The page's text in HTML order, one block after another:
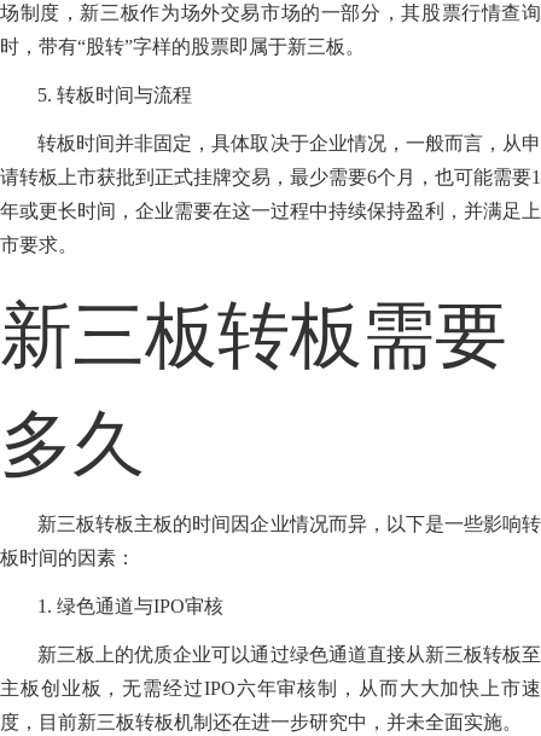
场制度，新三板作为场外交易市场的一部分，其股票行情查询
时，带有“股转”字样的股票即属于新三板。
5. 转板时间与流程
转板时间并非固定，具体取决于企业情况，一般而言，从申
请转板上市获批到正式挂牌交易，最少需要6个月，也可能需要1
年或更长时间，企业需要在这一过程中持续保持盈利，并满足上
市要求。
新三板转板需要
多久
新三板转板主板的时间因企业情况而异，以下是一些影响转
板时间的因素：
1. 绿色通道与IPO审核
新三板上的优质企业可以通过绿色通道直接从新三板转板至
主板创业板，无需经过IPO六年审核制，从而大大加快上市速
度，目前新三板转板机制还在进一步研究中，并未全面实施。